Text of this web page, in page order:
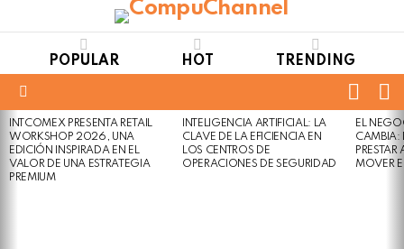
POPULAR HOT TRENDING
LATEST
STORIES
INTCOMEX PRESENTA RETAIL
WORKSHOP 2026, UNA
EDICIÓN INSPIRADA EN EL
VALOR DE UNA ESTRATEGIA
PREMIUM
INTELIGENCIA ARTIFICIAL: LA
CLAVE DE LA EFICIENCIA EN
LOS CENTROS DE
OPERACIONES DE SEGURIDAD
EL
CAMBIA:
MOVER